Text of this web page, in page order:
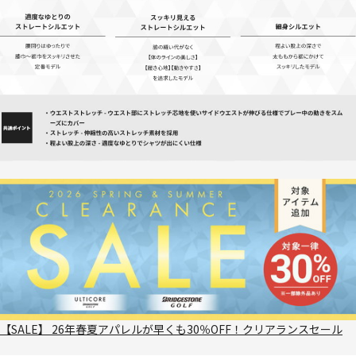
【SALE】 26年春夏アパレルが早くも30％OFF！クリアランスセール